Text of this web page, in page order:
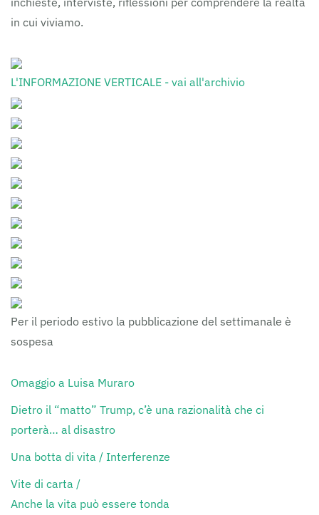
in cui viviamo.
L'INFORMAZIONE VERTICALE - vai all'archivio
Per il periodo estivo la pubblicazione del settimanale è
sospesa
Omaggio a Luisa Muraro
Dietro il “matto” Trump, c’è una razionalità che ci
porterà… al disastro
Una botta di vita / Interferenze
Vite di carta /
Anche la vita può essere tonda